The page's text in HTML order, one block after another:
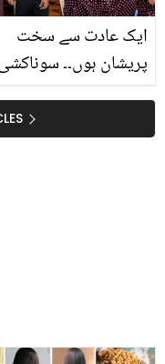
ایک عادت سے سخت
پریشان ہوں۔۔
گھر چھوڑنے کا کہہ
ہیں؟